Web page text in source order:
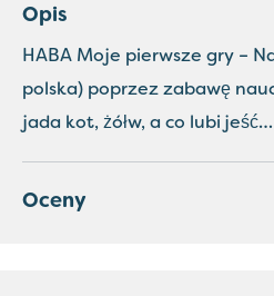
Opis
HABA Moje pierwsze gry –
polska) poprzez zabawę
jada kot, żółw, a co lubi jeść…
Oceny